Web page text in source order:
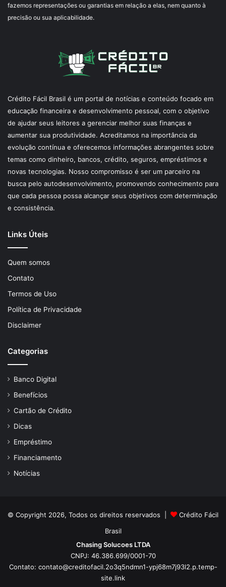
fazemos representações ou garantias em relação a elas, nem quanto à
precisão ou sua aplicabilidade.
Crédito Fácil Brasil é um portal de notícias e conteúdo focado em
educação financeira e desenvolvimento pessoal, com o objetivo
de ajudar seus leitores a gerenciar melhor suas finanças e
aumentar sua produtividade. Acreditamos na importância da
evolução contínua e oferecemos informações abrangentes sobre
temas como dinheiro, bancos, crédito, seguros, empréstimos e
novas tecnologias. Nosso compromisso é ser um parceiro na
busca pelo autodesenvolvimento, promovendo conhecimento para
que cada pessoa possa alcançar seus objetivos com determinação
e consistência.
Links Úteis
Quem somos
Contato
Termos de Uso
Política de Privacidade
Disclaimer
Categorias
Banco Digital
Benefícios
Cartão de Crédito
Dicas
Empréstimo
Financiamento
Notícias
© Copyright 2026, Todos os direitos reservados |
Crédito Fácil
Brasil
Chasing Solucoes LTDA
CNPJ: 46.386.699/0001-70
Contato: contato@creditofacil.2o3q5ndmn1-ypj68m7j93l2.p.temp-
site.link